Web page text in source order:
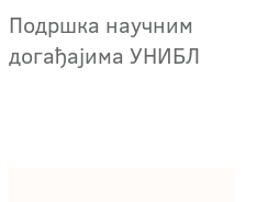
Подршка научним
догађајима УНИБЛ